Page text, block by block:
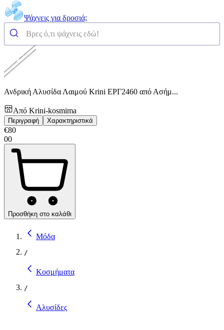
Ψάχνεις για δροσιά;
Ανδρική Αλυσίδα Λαιμού Krini ΕΡΓ2460 από Ασήμ...
Από Krini-kosmima
Περιγραφή Χαρακτηριστικά
€80
00
Προσθήκη στο καλάθι
Μόδα
/
Κοσμήματα
/
Αλυσίδες